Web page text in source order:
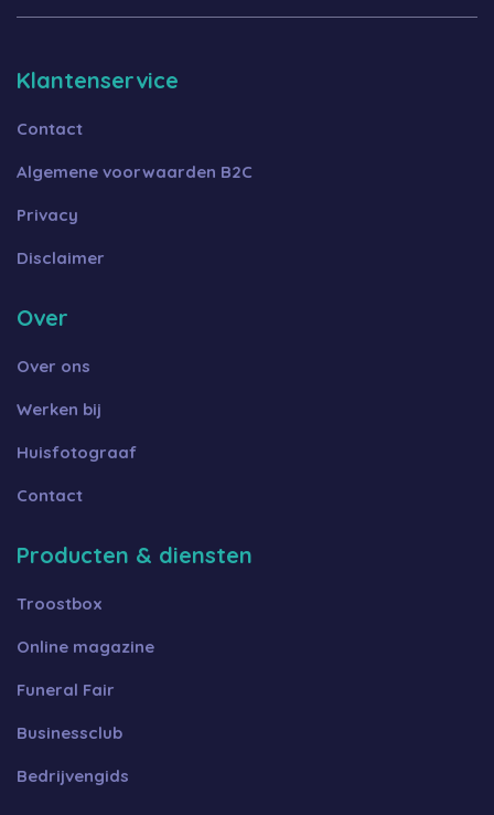
Klantenservice
Contact
Algemene voorwaarden B2C
Privacy
Disclaimer
Over
Over ons
Werken bij
Huisfotograaf
Contact
Producten & diensten
Troostbox
Online magazine
Funeral Fair
Businessclub
Bedrijvengids